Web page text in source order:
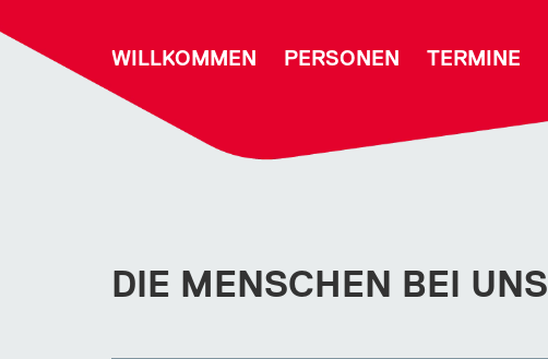
WILLKOMMEN PERSONEN TERMINE
DIE MENSCHEN BEI UNS